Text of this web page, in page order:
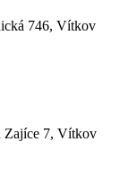
746, Vítkov
Zajíce 7, Vítkov